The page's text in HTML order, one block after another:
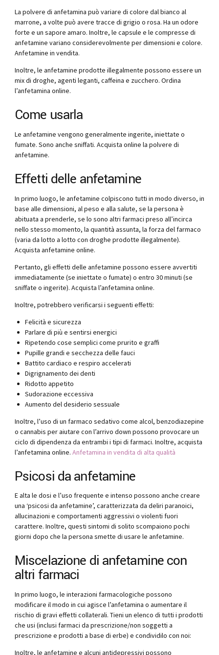
La polvere di anfetamina può variare di colore dal bianco al
marrone, a volte può avere tracce di grigio o rosa. Ha un odore
forte e un sapore amaro. Inoltre, le capsule e le compresse di
anfetamine variano considerevolmente per dimensioni e colore.
Anfetamine in vendita.
Inoltre, le anfetamine prodotte illegalmente possono essere un
mix di droghe, agenti leganti, caffeina e zucchero. Ordina
l’anfetamina online.
Come usarla
Le anfetamine vengono generalmente ingerite, iniettate o
fumate. Sono anche sniffati. Acquista online la polvere di
anfetamine.
Effetti delle anfetamine
In primo luogo, le anfetamine colpiscono tutti in modo diverso, in
base alle dimensioni, al peso e alla salute, se la persona è
abituata a prenderle, se lo sono altri farmaci preso all’incirca
nello stesso momento, la quantità assunta, la forza del farmaco
(varia da lotto a lotto con droghe prodotte illegalmente).
Acquista anfetamine online.
Pertanto, gli effetti delle anfetamine possono essere avvertiti
immediatamente (se iniettate o fumate) o entro 30 minuti (se
sniffate o ingerite). Acquista l’anfetamina online.
Inoltre, potrebbero verificarsi i seguenti effetti:
Felicità e sicurezza
Parlare di più e sentirsi energici
Ripetendo cose semplici come prurito e graffi
Pupille grandi e secchezza delle fauci
Battito cardiaco e respiro accelerati
Digrignamento dei denti
Ridotto appetito
Sudorazione eccessiva
Aumento del desiderio sessuale
Inoltre, l’uso di un farmaco sedativo come alcol, benzodiazepine
o cannabis per aiutare con l’arrivo down possono provocare un
ciclo di dipendenza da entrambi i tipi di farmaci. Inoltre, acquista
l’anfetamina online. Anfetamina in vendita di alta qualità
Psicosi da anfetamine
E alta le dosi e l’uso frequente e intenso possono anche creare
una ‘psicosi da anfetamine’, caratterizzata da deliri paranoici,
allucinazioni e comportamenti aggressivi o violenti fuori
carattere. Inoltre, questi sintomi di solito scompaiono pochi
giorni dopo che la persona smette di usare le anfetamine.
Miscelazione di anfetamine con
altri farmaci
In primo luogo, le interazioni farmacologiche possono
modificare il modo in cui agisce l’anfetamina o aumentare il
rischio di gravi effetti collaterali. Tieni un elenco di tutti i prodotti
che usi (inclusi farmaci da prescrizione/non soggetti a
prescrizione e prodotti a base di erbe) e condividilo con noi:
Inoltre, le anfetamine e alcuni antidepressivi possono